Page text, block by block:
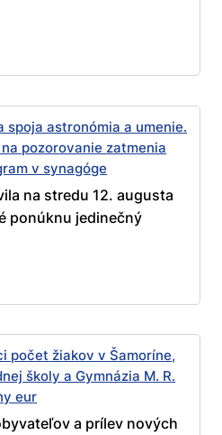
astronómia a umenie.
pozorovanie zatmenia
v synagóge
na stredu 12. augusta
ponúknu jedinečný
počet žiakov v Šamoríne,
školy a Gymnázia M. R.
eur
a prílev nových